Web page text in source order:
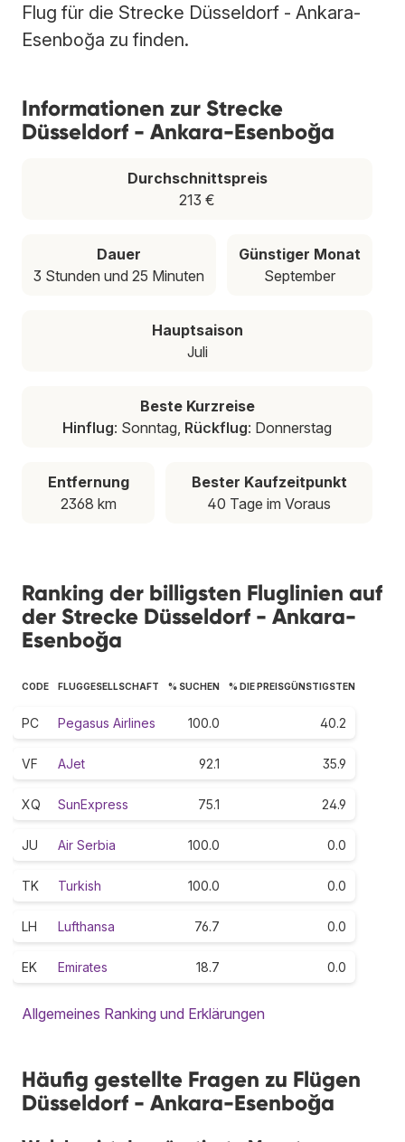
Flug für die Strecke Düsseldorf - Ankara-
Esenboğa zu finden.
Informationen zur Strecke
Düsseldorf - Ankara-Esenboğa
Durchschnittspreis
213 €
Dauer
3 Stunden und 25 Minuten
Günstiger Monat
September
Hauptsaison
Juli
Beste Kurzreise
Hinflug: Sonntag, Rückflug: Donnerstag
Entfernung
2368 km
Bester Kaufzeitpunkt
40 Tage im Voraus
Ranking der billigsten Fluglinien auf
der Strecke Düsseldorf - Ankara-
Esenboğa
CODE FLUGGESELLSCHAFT % SUCHEN % DIE PREISGÜNSTIGSTEN
PC Pegasus Airlines 100.0 40.2
VF AJet 92.1 35.9
XQ SunExpress 75.1 24.9
JU Air Serbia 100.0 0.0
TK Turkish 100.0 0.0
LH Lufthansa 76.7 0.0
EK Emirates 18.7 0.0
Allgemeines Ranking und Erklärungen
Häufig gestellte Fragen zu Flügen
Düsseldorf - Ankara-Esenboğa